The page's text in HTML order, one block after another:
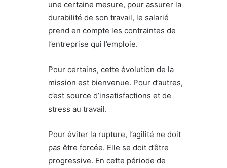
une certaine mesure, pour assurer la
durabilité de son travail, le salarié
prend en compte les contraintes de
l’entreprise qui l’emploie.
Pour certains, cette évolution de la
mission est bienvenue. Pour d’autres,
c’est source d’insatisfactions et de
stress au travail.
Pour éviter la rupture, l’agilité ne doit
pas être forcée. Elle se doit d’être
progressive. En cette période de